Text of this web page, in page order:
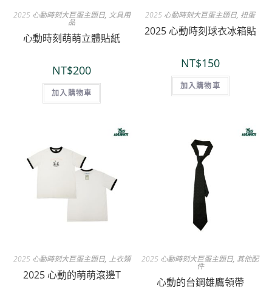
2025 心動時刻大巨蛋主題日, 文具用
品
心動時刻萌萌立體貼紙
NT$200
加入購物車
2025 心動時刻大巨蛋主題日, 扭蛋
2025 心動時刻球衣冰箱貼
NT$150
加入購物車
2025 心動時刻大巨蛋主題日, 上衣類
2025 心動的萌萌滾邊T
2025 心動時刻大巨蛋主題日, 其他配
件
心動的台鋼雄鷹領帶